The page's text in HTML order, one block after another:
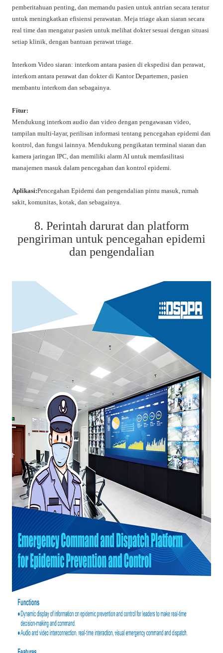
pemberitahuan penting, dan memandu pasien untuk antrian secara teratur
untuk meningkatkan efisiensi perawatan. Meja triage akan siaran secara
real time dan mengatur pasien untuk melihat dokter sesuai dengan situasi
setiap klinik, dengan bantuan perawat triage.
Interkom Video siaran: interkom antara pasien di ekspedisi dan perawat,
interkom antara perawat dan dokter di Kantor Departemen, pasien
membantu interkom dan sebagainya.
Fitur:
Mendukung interkom audio dan video dengan pengawasan video,
tampilan multi-layar, perilisan informasi tentang pencegahan epidemi dan
kontrol, dan fungsi lainnya. Mendukung pengikatan terminal siaran dan
kamera jaringan IPC, dan memiliki alarm AI untuk memfasilitasi
manajemen masuk dalam pencegahan dan kontrol epidemi.
Aplikasi:Pencegahan Epidemi dan pengendalian pintu masuk, rumah
sakit, komunitas, kotak, dan sebagainya.
8. Perintah darurat dan platform
pengiriman untuk pencegahan epidemi
dan pengendalian